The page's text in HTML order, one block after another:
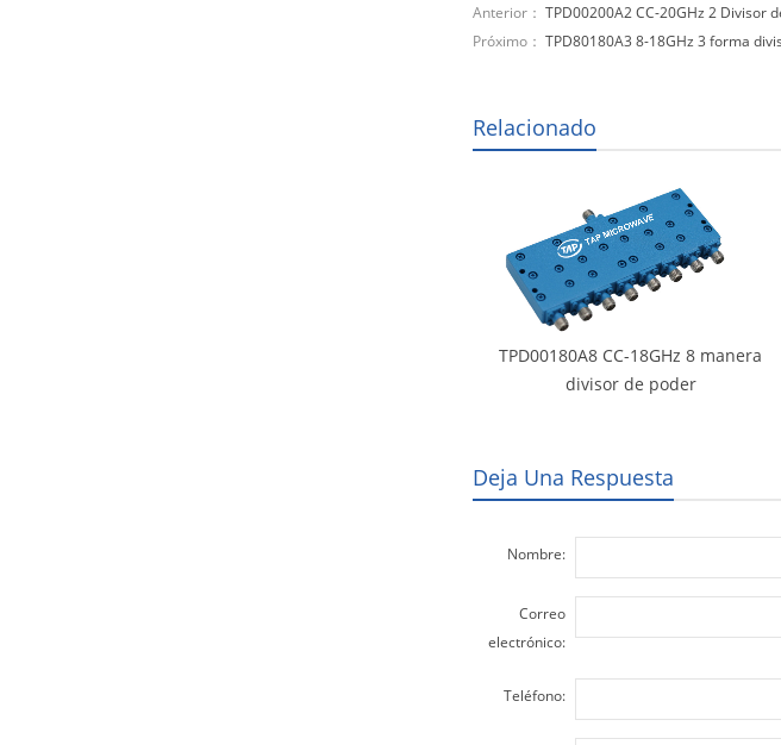
Anterior： TPD00200A2 CC-20GHz 2 Divisor
Próximo： TPD80180A3 8-18GHz 3 forma
Relacionado
TPD00180A8 CC-18GHz 8 manera
divisor de poder
Deja Una Respuesta
Nombre:
Correo
electrónico:
Teléfono: